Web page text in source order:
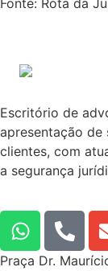
Escritório de
apresentação de
clientes, com
a segurança
Praça Dr.